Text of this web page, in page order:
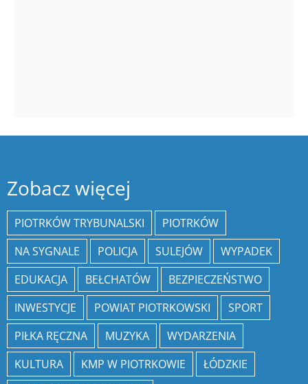
Zobacz więcej
PIOTRKÓW TRYBUNALSKI
PIOTRKÓW
NA SYGNALE
POLICJA SULEJÓW
WYPADEK
EDUKACJA
BEŁCHATÓW
BEZPIECZEŃSTWO
INWESTYCJE
POWIAT PIOTRKOWSKI
SPORT
PIŁKA RĘCZNA
MUZYKA
WYDARZENIA
KULTURA
KMP W PIOTRKOWIE
ŁÓDZKIE